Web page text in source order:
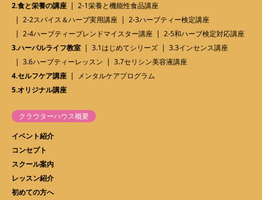
2.食と栄養の講座
2-1栄養と機能性食品講座
2-2スパイス＆ハーブ実用講座
2-3ハーブティー検定講座
2-4ハーブティーブレンドマイスター講座
2-5和ハーブ検定対応講座
3.ハーバルライフ教室
3.1はじめてシリーズ
3.3インセンス講座
3.6ハーブティーレッスン
3.7セリシン美容液講座
4.セルフケア講座
メンタルケアプログラム
5.オリジナル講座
クラウターハウス概要
イベント紹介
コンセプト
スクール案内
レッスン紹介
初めての方へ